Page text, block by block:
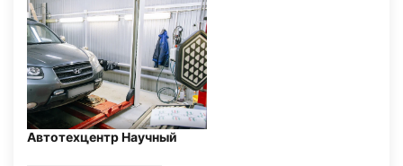
Автотехцентр Научный